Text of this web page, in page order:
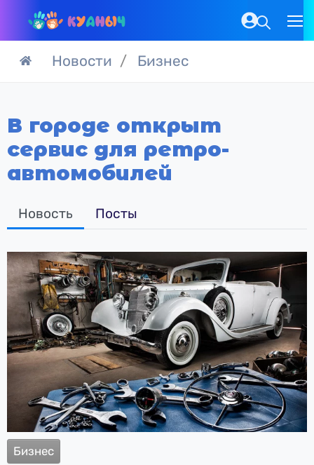
Новости Бизнес
В городе открыт
сервис для ретро-
автомобилей
Новость Посты
Бизнес